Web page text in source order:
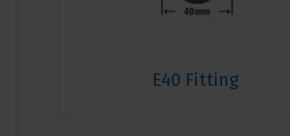
E40 Fitting